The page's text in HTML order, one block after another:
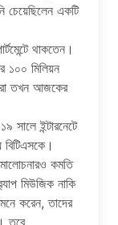
চেয়েছিলেন একটি
থাকতেন।
১০০ মিলিয়ন
তখন আজকের
ইন্টারনেটে
বিটিএসকে।
কমতি
মিউজিক নাকি
করেন, তাদের
তবে